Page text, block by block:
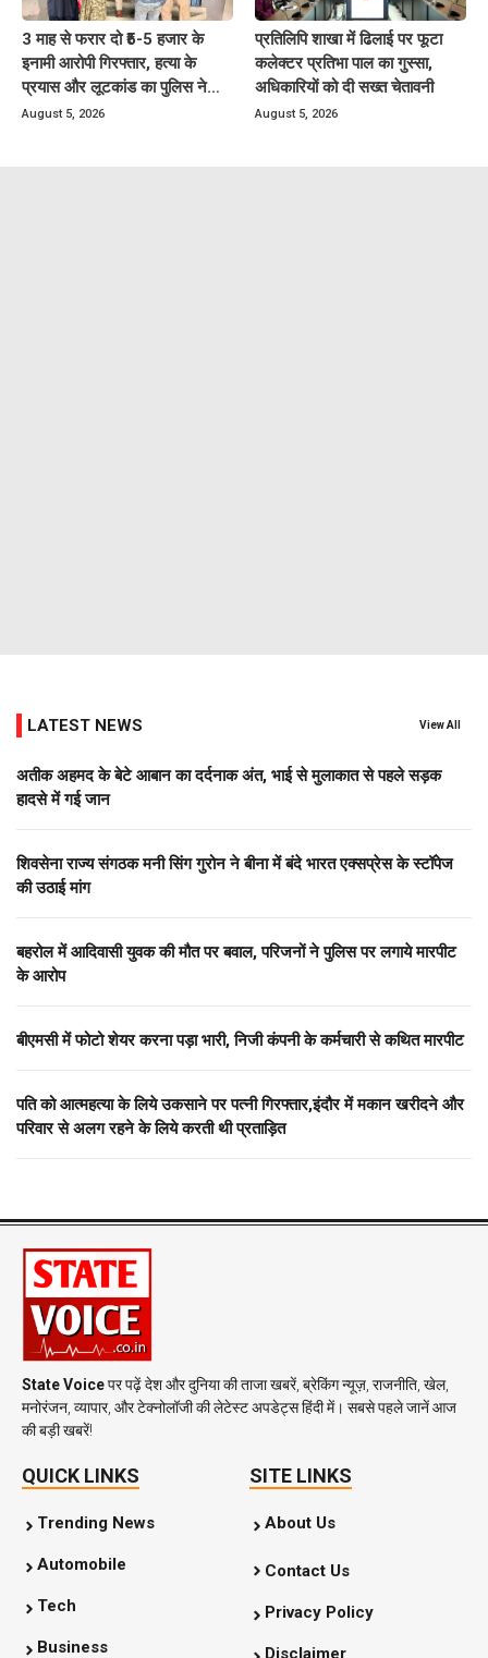
3 माह से फरार दो ₹5-5 हजार के
इनामी आरोपी गिरफ्तार, हत्या के
प्रयास और लूटकांड का पुलिस ने
किया खुलासा
August 5, 2026
प्रतिलिपि शाखा में ढिलाई पर फूटा
कलेक्टर प्रतिभा पाल का गुस्सा,
अधिकारियों को दी सख्त चेतावनी
August 5, 2026
LATEST NEWS View All
अतीक अहमद के बेटे आबान का दर्दनाक अंत, भाई से मुलाकात से पहले सड़क
हादसे में गई जान
शिवसेना राज्य संगठक मनी सिंग गुरोन ने बीना में बंदे भारत एक्सप्रेस के स्टॉपेज
की उठाई मांग
बहरोल में आदिवासी युवक की मौत पर बवाल, परिजनों ने पुलिस पर लगाये मारपीट
के आरोप
बीएमसी में फोटो शेयर करना पड़ा भारी, निजी कंपनी के कर्मचारी से कथित मारपीट
पति को आत्महत्या के लिये उकसाने पर पत्नी गिरफ्तार,इंदौर में मकान खरीदने और
परिवार से अलग रहने के लिये करती थी प्रताड़ित
State Voiceपर पढ़ें देश और दुनिया की ताजा खबरें, ब्रेकिंग न्यूज़, राजनीति, खेल,
मनोरंजन, व्यापार, और टेक्नोलॉजी की लेटेस्ट अपडेट्स हिंदी में। सबसे पहले जानें आज
की बड़ी खबरें!
QUICK LINKS
Trending News
Automobile
Tech
Business
SITE LINKS
About Us
Contact Us
Privacy Policy
Disclaimer